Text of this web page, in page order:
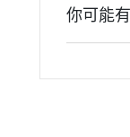
你可能